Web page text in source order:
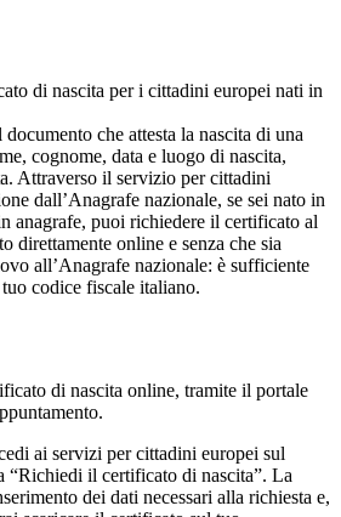
di nascita per i cittadini europei nati in
che attesta la nascita di una
cognome, data e luogo di nascita,
Attraverso il servizio per cittadini
dall’Anagrafe nazionale, se sei nato in
anagrafe, puoi richiedere il certificato al
direttamente online e senza che sia
all’Anagrafe nazionale: è sufficiente
codice fiscale italiano.
di nascita online, tramite il portale
ai servizi per cittadini europei sul
“Richiedi il certificato di nascita”. La
dei dati necessari alla richiesta e,